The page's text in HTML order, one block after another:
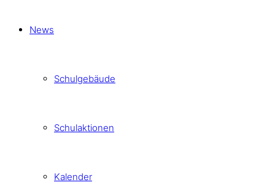
News
Schulgebäude
Schulaktionen
Kalender